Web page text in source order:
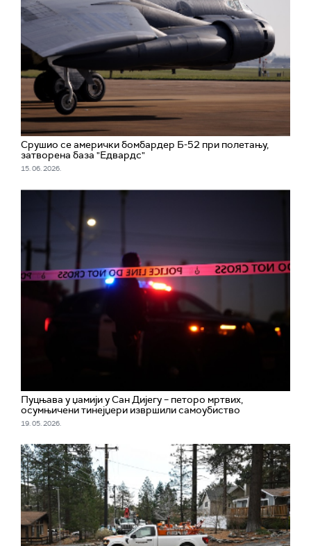
Срушио се амерички бомбардер Б-52 при полетању,
затворена база "Едвардс"
15. 06. 2026.
Пуцњава у џамији у Сан Дијегу – петоро мртвих,
осумњичени тинејџери извршили самоубиство
19. 05. 2026.